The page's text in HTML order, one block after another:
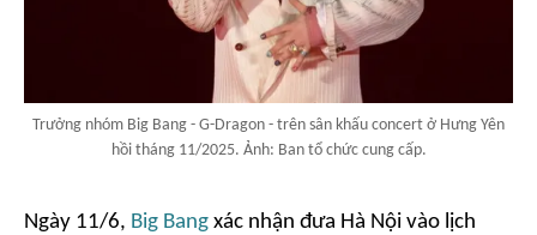
Trưởng nhóm Big Bang - G-Dragon - trên sân khấu concert ở Hưng Yên
hồi tháng 11/2025. Ảnh: Ban tổ chức cung cấp.
Ngày 11/6, Big Bang xác nhận đưa Hà Nội vào lịch